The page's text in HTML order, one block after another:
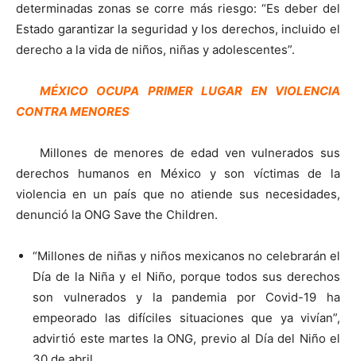
determinadas zonas se corre más riesgo: “Es deber del
Estado garantizar la seguridad y los derechos, incluido el
derecho a la vida de niños, niñas y adolescentes”.
MÉXICO OCUPA PRIMER LUGAR EN VIOLENCIA
CONTRA MENORES
Millones de menores de edad ven vulnerados sus
derechos humanos en México y son víctimas de la
violencia en un país que no atiende sus necesidades,
denunció la ONG Save the Children.
“Millones de niñas y niños mexicanos no celebrarán el
Día de la Niña y el Niño, porque todos sus derechos
son vulnerados y la pandemia por Covid-19 ha
empeorado las difíciles situaciones que ya vivían”,
advirtió este martes la ONG, previo al Día del Niño el